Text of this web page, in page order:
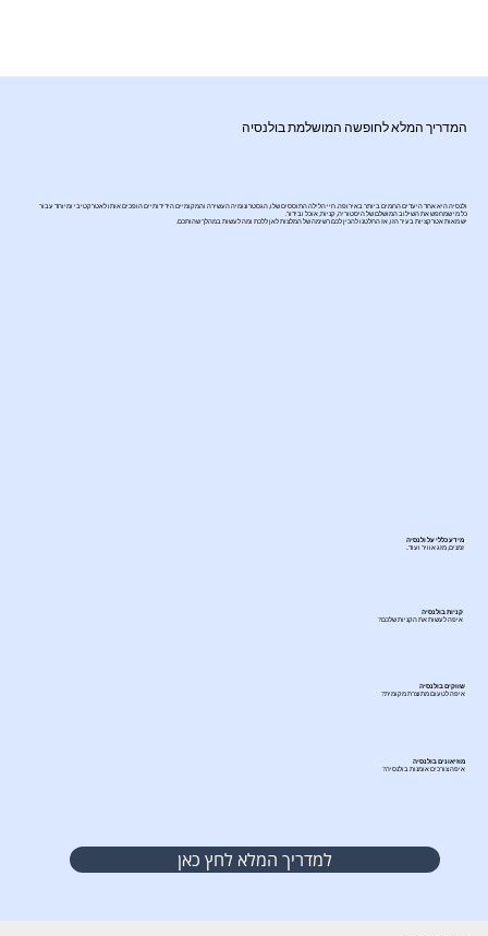
המדריך המלא לחופשה המושלמת בולנסיה
ולנסיה היא אחד היעדים החמים ביותר באירופה. חיי הלילה התוססים שלו, הגסטרונומיה העשירה והמקומיים הידידותיים הופכים אותו לאטרקטיבי ומיוחד עבור
כל מי שמחפש את השילוב המושלם של היסטוריה, קניות, אוכל ובידור.
יש מאות אטרקציות בעיר הזו, אז החלטנו להכין לכם רשימה של המלצות לאן ללכת ומה לעשות במהלך שהותכם.
שווקים בולנסיה
איפה לטעום מתוצרת מקומית?
קניות בולנסיה
איפה לעשות את הקניות שלכם?
מידע כללי על ולנסיה
זמנים, מזג אוויר ועוד..
מוזיאונים בולנסיה
איפה צורכים אומנות בולנסיה?
למדריך המלא לחץ כאן